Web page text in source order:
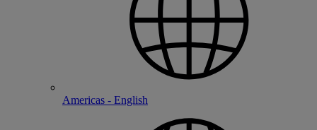
Americas - English